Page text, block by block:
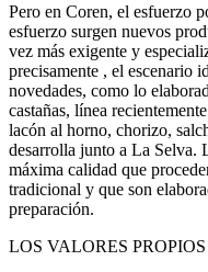
Pero en Coren, el esfuerzo
esfuerzo surgen nuevos
vez más exigente y
precisamente , el escenario
novedades, como lo
castañas, línea
lacón al horno, chorizo,
desarrolla junto a La Selva.
máxima calidad que
tradicional y que son
preparación.
LOS VALORES PROPIOS